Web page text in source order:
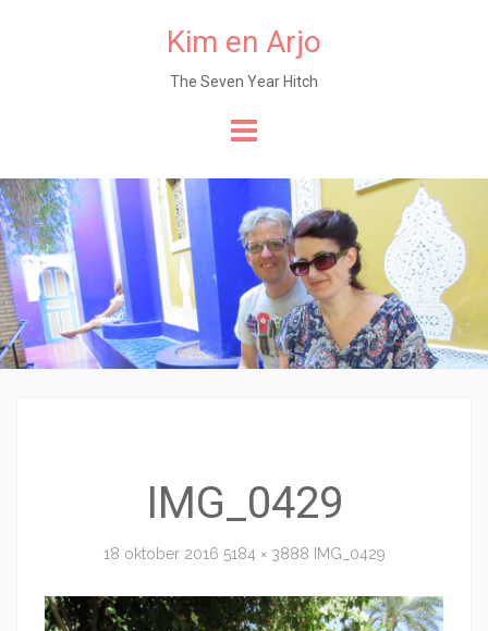
Kim en Arjo
The Seven Year Hitch
de
content
IMG_0429
18 oktober 2016 5184 × 3888 IMG_0429